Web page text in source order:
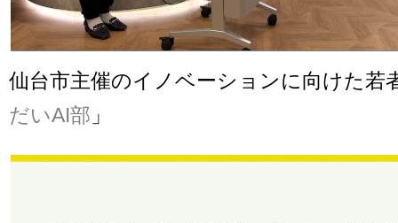
仙台市主催のイノベーションに向けた若
だいAI部 」